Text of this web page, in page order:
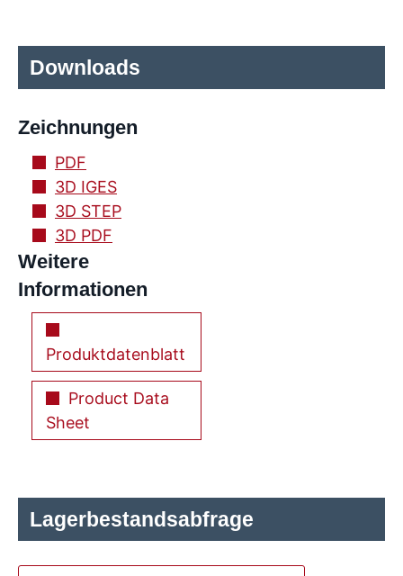
Downloads
Zeichnungen
PDF
3D IGES
3D STEP
3D PDF
Weitere
Informationen
Produktdatenblatt
Product Data
Sheet
Lagerbestandsabfrage